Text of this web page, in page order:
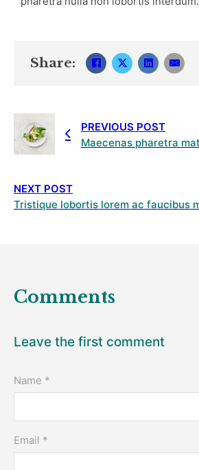
Share:
PREVIOUS POST
NEXT POST
Comments
Leave the first comment
Name *
Email *